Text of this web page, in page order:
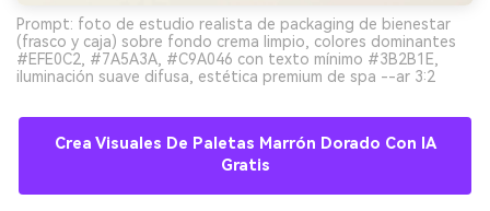
Prompt: foto de estudio realista de packaging de bienestar
(frasco y caja) sobre fondo crema limpio, colores dominantes
#EFE0C2, #7A5A3A, #C9A046 con texto mínimo #3B2B1E,
iluminación suave difusa, estética premium de spa --ar 3:2
Crea Visuales De Paletas Marrón Dorado Con IA
Gratis